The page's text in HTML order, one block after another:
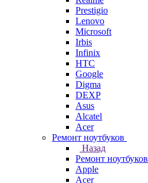
Prestigio
Lenovo
Microsoft
Irbis
Infinix
HTC
Google
Digma
DEXP
Asus
Alcatel
Acer
Ремонт ноутбуков
Назад
Ремонт ноутбуков
Apple
Acer